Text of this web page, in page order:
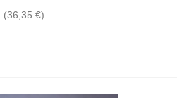
(36,35 €)